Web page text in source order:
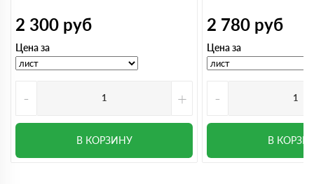
2 300 руб
Цена за
- +
В КОРЗИНУ
2 780 руб
Цена за
-
В